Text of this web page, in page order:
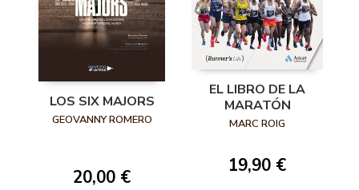
LOS SIX MAJORS
GEOVANNY ROMERO
20,00 €
EL LIBRO DE LA
MARATÓN
MARC ROIG
19,90 €